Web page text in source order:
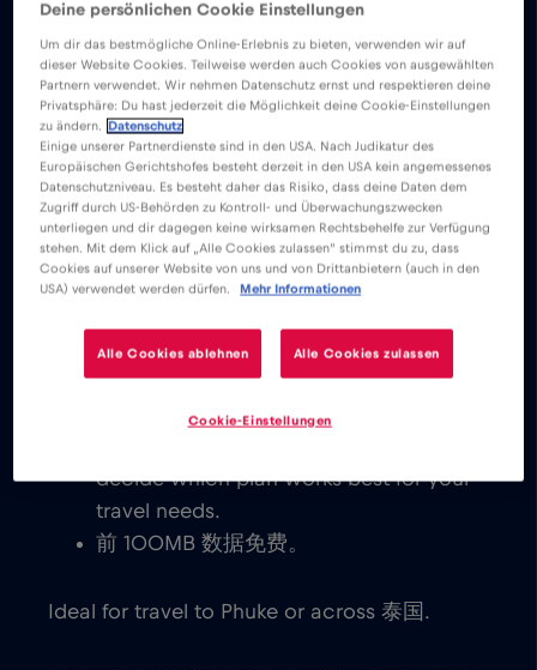
优势 优势 兼容性
下载易于安装的 Red Bull MOBILE 应用程序，
在Phuke 或整个泰国 分别享受无限移动互联网
服务。
我们从不收取基本费用。激活 eSIM 卡
后，您就可以连接世界，无需支付任何基
本费或漫游费。
您可以发送电子邮件、聊天、建立视频会
人和朋友即时联系。
Explore our low cost eSIM data plans
for 泰国, with instant activation on
decide which plan works best for your
travel needs.
前 100MB 数据免费。
Ideal for travel to Phuke or across 泰国.
Deine persönlichen Cookie Einstellungen
Um dir das bestmögliche Online-Erlebnis zu bieten, verwenden wir auf
dieser Website Cookies. Teilweise werden auch Cookies von ausgewählten
Partnern verwendet. Wir nehmen Datenschutz ernst und respektieren deine
Privatsphäre: Du hast jederzeit die Möglichkeit deine Cookie-Einstellungen
zu ändern.
Datenschutz
Einige unserer Partnerdienste sind in den USA. Nach Judikatur des
Europäischen Gerichtshofes besteht derzeit in den USA kein angemessenes
Datenschutzniveau. Es besteht daher das Risiko, dass deine Daten dem
Zugriff durch US-Behörden zu Kontroll- und Überwachungszwecken
unterliegen und dir dagegen keine wirksamen Rechtsbehelfe zur Verfügung
stehen. Mit dem Klick auf „Alle Cookies zulassen“ stimmst du zu, dass
Cookies auf unserer Website von uns und von Drittanbietern (auch in den
USA) verwendet werden dürfen.
Mehr Informationen
Alle Cookies ablehnen Alle Cookies zulassen
Cookie-Einstellungen